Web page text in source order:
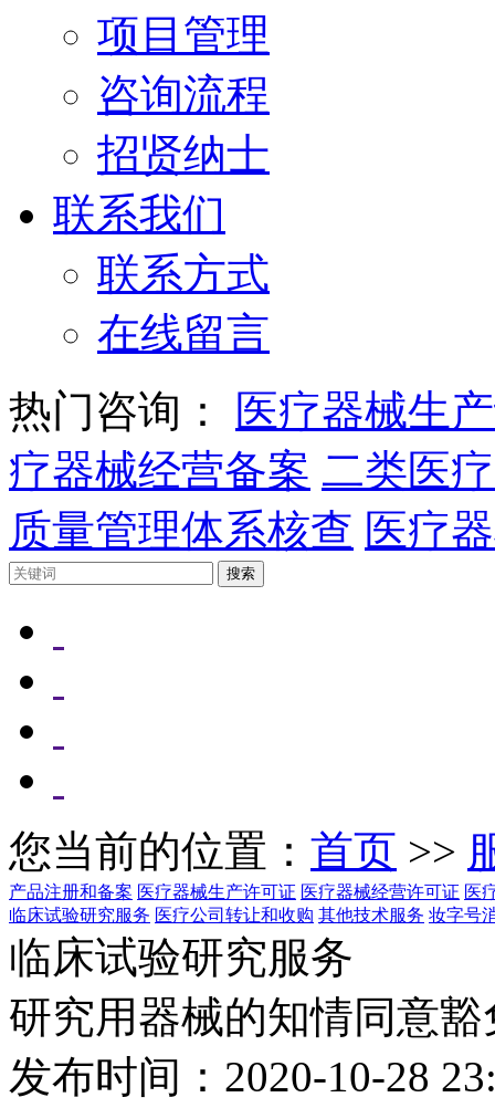
项目管理
咨询流程
招贤纳士
联系我们
联系方式
在线留言
热门咨询：
医疗器械生
疗器械经营备案 二类医
质量管理体系核查 医疗
您当前的位置： 首页 >>
产品注册和备案 医疗器械生产许可证 医疗器械经营许可证 医
临床试验研究服务 医疗公司转让和收购 其他技术服务 妆字号
临床试验研究服务
研究用器械的知情同意
发布时间：2020-10-28